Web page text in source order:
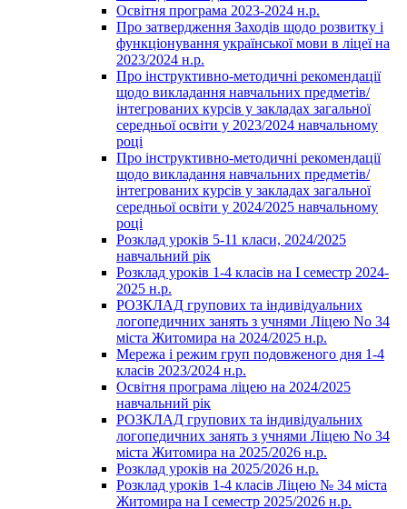
Освітня програма 2023-2024 н.р.
Про затвердження Заходів щодо розвитку і
функціонування української мови в ліцеї на
2023/2024 н.р.
Про інструктивно-методичні рекомендації
щодо викладання навчальних предметів/
інтегрованих курсів у закладах загальної
середньої освіти у 2023/2024 навчальному
році
Про інструктивно-методичні рекомендації
щодо викладання навчальних предметів/
інтегрованих курсів у закладах загальної
середньої освіти у 2024/2025 навчальному
році
Розклад уроків 5-11 класи, 2024/2025
навчальний рік
Розклад уроків 1-4 класів на І семестр 2024-
2025 н.р.
РОЗКЛАД групових та індивідуальних
логопедичних занять з учнями Ліцею No 34
міста Житомира на 2024/2025 н.р.
Мережа і режим груп подовженого дня 1-4
класів 2023/2024 н.р.
Освітня програма ліцею на 2024/2025
навчальний рік
РОЗКЛАД групових та індивідуальних
логопедичних занять з учнями Ліцею No 34
міста Житомира на 2025/2026 н.р.
Розклад уроків на 2025/2026 н.р.
Розклад уроків 1-4 класів Ліцею № 34 міста
Житомира на І семестр 2025/2026 н.р.